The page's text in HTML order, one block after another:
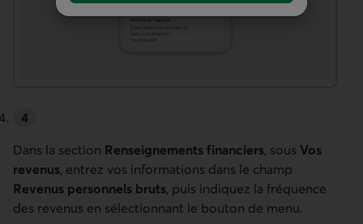
Dans la section Renseignements financiers, sous Vos
revenus, entrez vos informations dans le champ
Revenus personnels bruts, puis indiquez la fréquence
des revenus en sélectionnant le bouton de menu.